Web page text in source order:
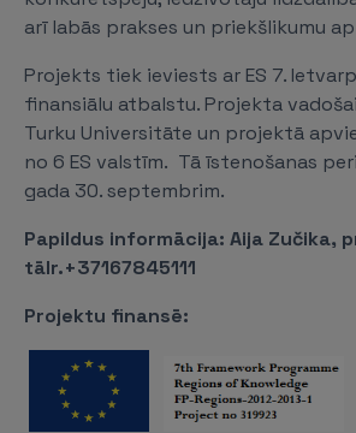
arī labās prakses un priekšlikumu
Projekts tiek ieviests ar ES 7.
finansiālu atbalstu. Projekta
Turku Universitāte un projektā
no 6 ES valstīm. Tā īstenošanas
gada 30. septembrim.
Papildus informācija: Aija Zučika,
tālr.+37167845111
Projektu finansē: